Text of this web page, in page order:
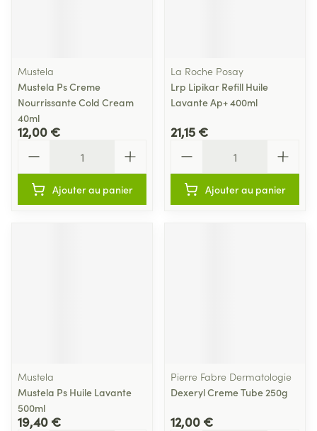
Mustela
Mustela Ps Creme
Nourrissante Cold Cream
40ml
12,00 €
Ajouter au panier
La Roche Posay
Lrp Lipikar Refill Huile
Lavante Ap+ 400ml
21,15 €
Ajouter au panier
Mustela
Mustela Ps Huile Lavante
500ml
19,40 €
Pierre Fabre Dermatologie
Dexeryl Creme Tube 250g
12,00 €